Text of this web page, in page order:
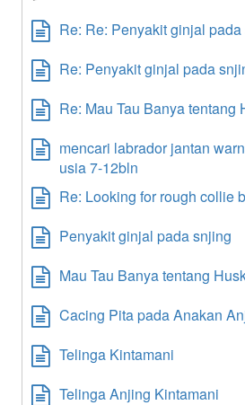
Re: Re: Penyakit ginjal
Re: Penyakit ginjal pada
Re: Mau Tau Banya tentang
mencari labrador jantan
usia 7-12bln
Re: Looking for rough collie
Penyakit ginjal pada snjing
Mau Tau Banya tentang
Cacing Pita pada Anakan
Telinga Kintamani
Telinga Anjing Kintamani